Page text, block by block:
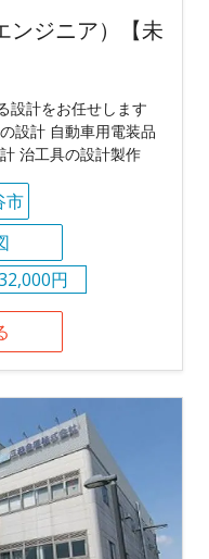
ンジニア）【未
設計をお任せします
設計 自動車用電装品
治工具の設計製作
市
円